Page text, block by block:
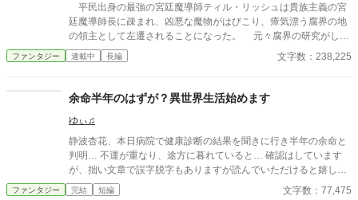
平民出身の最強の宮廷魔導師ティル・リッシュは貴族主義の宮
廷魔導師長に疎まれ、凶悪な魔物がはびこり、瘴気漂う腐界の地
の領主として左遷されることになった。 元々腐界の研究がした
かったティルはこれ幸いと辞令を受けて任地に向かう。 途中で
仲間になった聖獣の子牛のモラクスと共に腐界で快適なスローラ
の脅威たる魔物はあっさり倒す。 「魔物の肉がうますぎる！ 腐
界で採れる野菜もうまい！」 「もっも～」 「建築も魔法を使えば
簡単だし、水も魔法で出し放題だ」 病気になった聖獣の子狼が
やってきたり、腐界で人知れず過ごしてきたエルフ族が仲間にな
ったり。 これは後に至高神の使徒の弟子にして、聖獣の友、エ
ルフの守護者、人族の救世主と呼ばれることになる偉大なるティ
なろう、カクヨムでも公開しています
ファンタジー 連載中 長編 文字数：238,225
余命半年のはずが？異世界生活始めます
ゆぃ♫
静波杏花、本日病院で健康診断の結果を聞きに行き半年の余命と
判明… 不運が重なり、途方に暮れていると… 確認はしています
が、拙い文章で誤字脱字もありますが読んでいただけると嬉しい
です。
ファンタジー 完結 短編 文字数：77,475